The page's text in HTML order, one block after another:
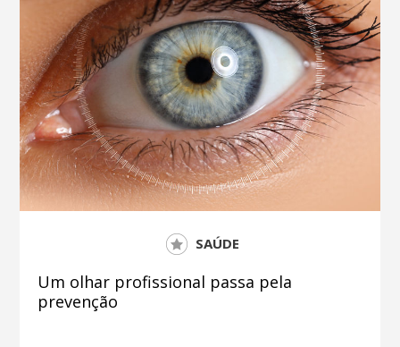
SAÚDE
Um olhar profissional passa pela
prevenção